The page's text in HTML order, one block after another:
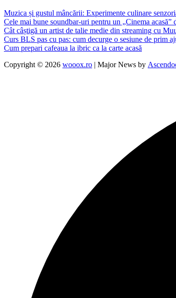
Muzica și gustul mâncării: Experimente culinare
Cele mai bune soundbar-uri pentru un „Cinema acasă”
Cât câștigă un artist de talie medie din streaming cu
Curs BLS pas cu pas: cum decurge o sesiune de prim
Cum prepari cafeaua la ibric ca la carte acasă
Copyright © 2026 wooox.ro | Major News by